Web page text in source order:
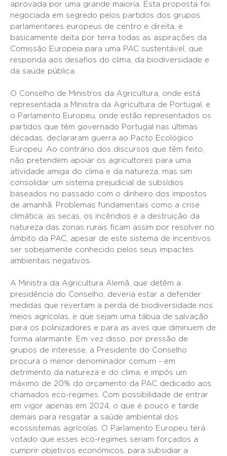
aprovada por uma grande maioria. Esta proposta foi
negociada em segredo pelos partidos dos grupos
parlamentares europeus de centro e direita, e
basicamente deita por terra todas as aspirações da
Comissão Europeia para uma PAC sustentável, que
responda aos desafios do clima, da biodiversidade e
da saúde pública.
O Conselho de Ministros da Agricultura, onde está
representada a Ministra da Agricultura de Portugal, e
o Parlamento Europeu, onde estão representados os
partidos que têm governado Portugal nas últimas
décadas, declararam guerra ao Pacto Ecológico
Europeu. Ao contrário dos discursos que têm feito,
não pretendem apoiar os agricultores para uma
atividade amiga do clima e da natureza, mas sim
consolidar um sistema prejudicial de subsídios
baseados no passado com o dinheiro dos impostos
de amanhã. Problemas fundamentais como a crise
climática, as secas, os incêndios e a destruição da
natureza das zonas rurais ficam assim por resolver no
âmbito da PAC, apesar de este sistema de incentivos
ser sobejamente conhecido pelos seus impactes
ambientais negativos.
A Ministra da Agricultura Alemã, que detêm a
presidência do Conselho, deveria estar a defender
medidas que revertam a perda de biodiversidade nos
meios agrícolas, e que sejam uma tábua de salvação
para os polinizadores e para as aves que diminuem de
forma alarmante. Em vez disso, por pressão de
grupos de interesse, a Presidente do Conselho
procura o menor denominador comum - em
detrimento da natureza e do clima, e impôs um
máximo de 20% do orçamento da PAC dedicado aos
chamados eco-regimes. Com possibilidade de entrar
em vigor apenas em 2024, o que é pouco e tarde
demais para resgatar a saúde ambiental dos
ecossistemas agrícolas. O Parlamento Europeu terá
votado que esses eco-regimes seriam forçados a
cumprir objetivos económicos, para subsidiar a